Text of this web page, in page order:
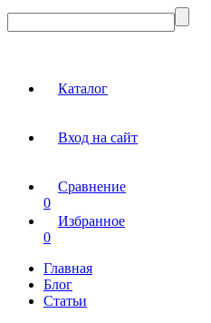
Каталог
Вход на сайт
Сравнение
0
Избранное
0
Главная
Блог
Статьи